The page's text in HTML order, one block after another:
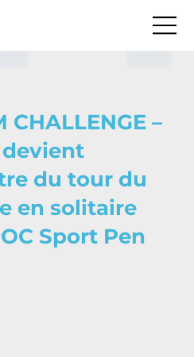
CHALLENGE –
devient
du tour du
en solitaire
Sport Pen